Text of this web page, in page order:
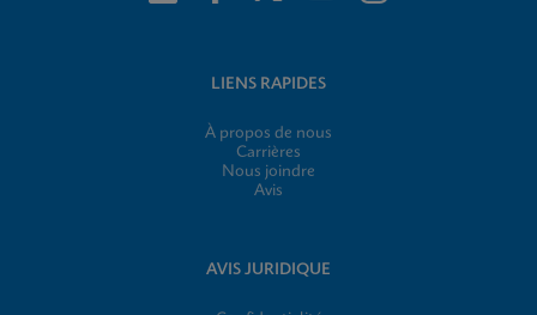
LIENS RAPIDES
À propos de nous
Carrières
Nous joindre
Avis
AVIS JURIDIQUE